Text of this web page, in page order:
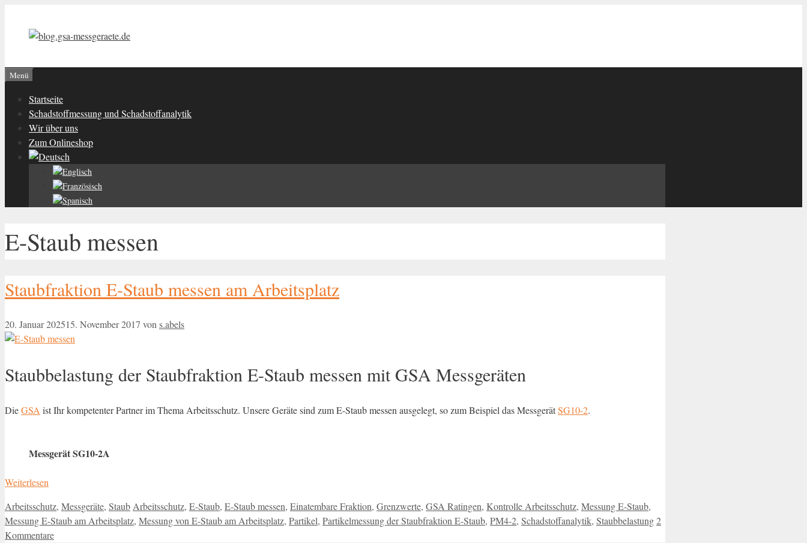
springen
Menü
Startseite
Schadstoffmessung und Schadstoffanalytik
Wir über uns
Zum Onlineshop
E-Staub messen
Staubfraktion E-Staub messen am Arbeitsplatz
20. Januar 202515. November 2017 vons.abels
Staubbelastung der Staubfraktion E-Staub messen mit GSA Messgeräten
DieGSA ist Ihr kompetenter Partner im Thema Arbeitsschutz. Unsere Geräte sind zum E-Staub messen ausgelegt, so zum Beispiel das MessgerätSG10-2.
Messgerät SG10-2A
Weiterlesen
Kategorien
Arbeitsschutz, Messgeräte, Staub Schlagwörter
Arbeitsschutz, E-Staub, E-Staub messen, Einatembare Fraktion, Grenzwerte, GSA Ratingen, Kontrolle Arbeitsschutz, Messung E-Staub,
Messung E-Staub am Arbeitsplatz, Messung von E-Staub am Arbeitsplatz, Partikel, Partikelmessung der Staubfraktion E-Staub, PM4-2, Schadstoffanalytik, Staubbelastung2
Kommentare